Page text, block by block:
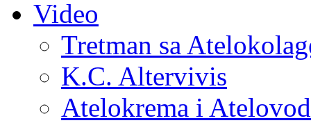
Video
Tretman sa
K.C. Altervivis
Atelokrema i